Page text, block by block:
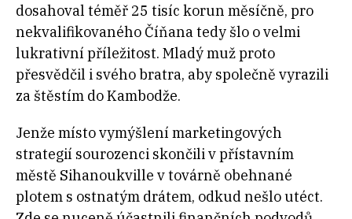
dosahoval téměř 25 tisíc korun měsíčně, pro
nekvalifikovaného Číňana tedy šlo o velmi
lukrativní příležitost. Mladý muž proto
přesvědčil i svého bratra, aby společně vyrazili
za štěstím do Kambodže.
Jenže místo vymýšlení marketingových
strategií sourozenci skončili v přístavním
městě Sihanoukville v továrně obehnané
plotem s ostnatým drátem, odkud nešlo utéct.